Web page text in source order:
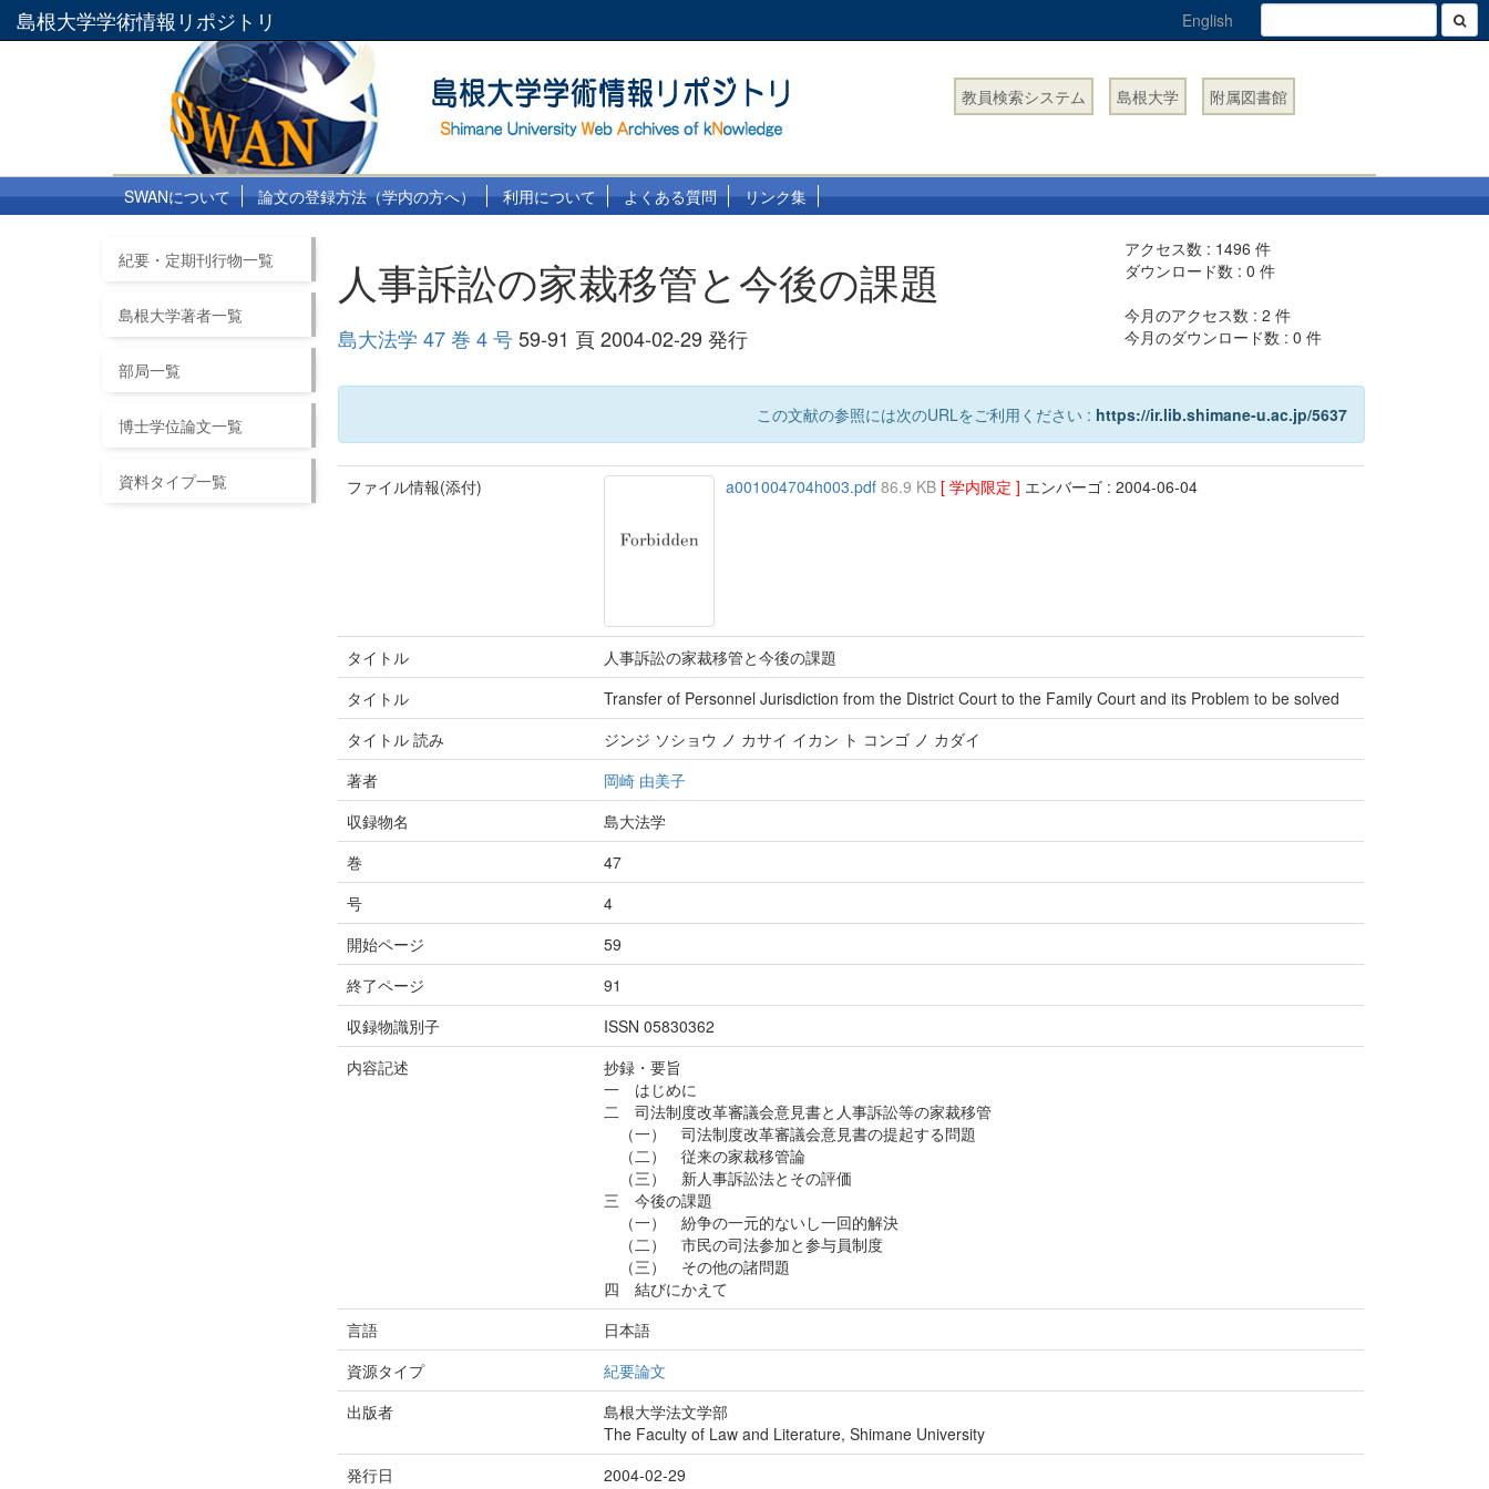
島根大学学術情報リポジトリ English
教員検索システム 島根大学 附属図書館
SWANについて 論文の登録方法（学内の方へ） 利用について よくある質問 リンク集
紀要・定期刊行物一覧
島根大学著者一覧
部局一覧
博士学位論文一覧
資料タイプ一覧
人事訴訟の家裁移管と今後の課題
島大法学 47 巻 4 号59-91 頁 2004-02-29 発行
アクセス数 : 1496 件
ダウンロード数 :0 件
今月のアクセス数 :2 件
今月のダウンロード数 :0 件
この文献の参照には次のURLをご利用ください : https://ir.lib.shimane-u.ac.jp/5637
ファイル情報(添付) a001004704h003.pdf86.9 KB [ 学内限定 ] エンバーゴ : 2004-06-04
タイトル
人事訴訟の家裁移管と今後の課題
タイトル
Transfer of Personnel Jurisdiction from the District Court to the Family Court and its Problem to be solved
タイトル 読み
ジンジ ソショウ ノ カサイ イカン ト コンゴ ノ カダイ
著者
岡崎 由美子
収録物名
島大法学
巻
47
号
4
開始ページ
59
終了ページ
91
収録物識別子
ISSN 05830362
内容記述
抄録・要旨
一 はじめに
二 司法制度改革審議会意見書と人事訴訟等の家裁移管
（一） 司法制度改革審議会意見書の提起する問題
（二） 従来の家裁移管論
（三） 新人事訴訟法とその評価
三 今後の課題
（一） 紛争の一元的ないし一回的解決
（二） 市民の司法参加と参与員制度
（三） その他の諸問題
四 結びにかえて
言語
日本語
資源タイプ
紀要論文
出版者
島根大学法文学部
The Faculty of Law and Literature, Shimane University
発行日
2004-02-29